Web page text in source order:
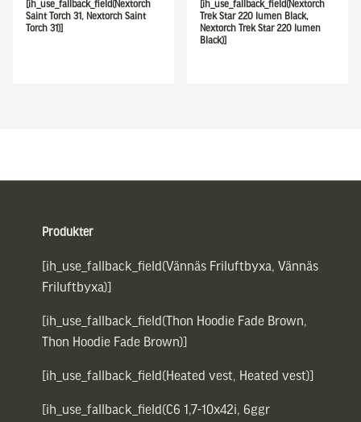
[ih_use_fallback_field(Nextorch
Saint Torch 31, Nextorch Saint
Torch 31)]
[ih_use_fallback_field(Nextorch
Trek Star 220 lumen Black,
Nextorch Trek Star 220 lumen
Black)]
Produkter
[ih_use_fallback_field(Vännäs Friluftbyxa, Vännäs
Friluftbyxa)]
[ih_use_fallback_field(Thon Hoodie Fade Brown,
Thon Hoodie Fade Brown)]
[ih_use_fallback_field(Heated vest, Heated vest)]
[ih_use_fallback_field(C6 1,7-10x42i, 6ggr